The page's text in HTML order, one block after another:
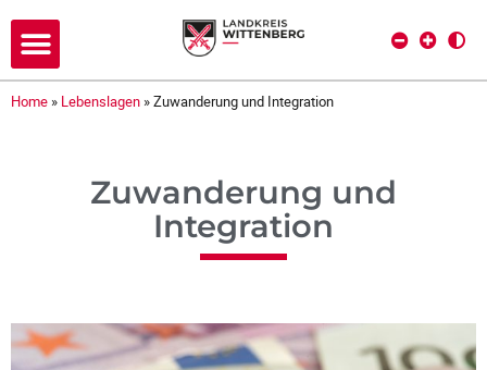
Home » Lebenslagen »Zuwanderung und Integration
Zuwanderung und
Integration